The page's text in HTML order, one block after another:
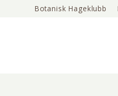
Botanisk Hageklubb